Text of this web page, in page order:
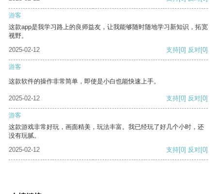
游客
这款app是我学习路上的良师益友，让我能够随时随地学习新知识，拓宽
视野。
2025-02-12
支持[0] 反对[0]
游客
这款软件的操作非常简单，即使是小白也能快速上手。
2025-02-12 支持[0] 反对[0]
游客
这款游戏非常好玩，画面精美，玩法丰富。我已经玩了好几个小时，还
没有玩腻。
2025-02-12
支持[0] 反对[0]